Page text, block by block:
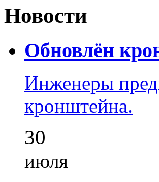
Новости
Обновлён
Инженеры
кронштейна.
30
июля